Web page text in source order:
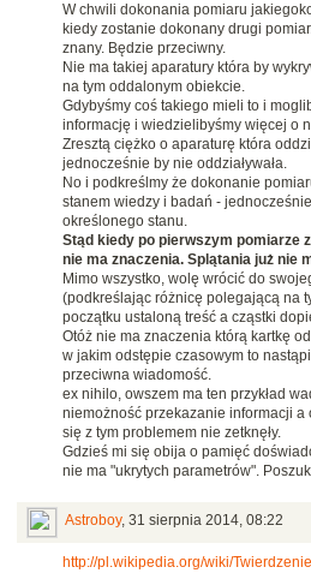
W chwili dokonania pomiaru
kiedy zostanie dokonany drugi
znany. Będzie przeciwny.
Nie ma takiej aparatury która by
na tym oddalonym obiekcie.
Gdybyśmy coś takiego mieli to i
informację i wiedzielibyśmy więcej o
Zresztą ciężko o aparaturę która
jednocześnie by nie oddziaływała.
No i podkreślmy że dokonanie
stanem wiedzy i badań -
określonego stanu.
Stąd kiedy po pierwszym pomiarze
nie ma znaczenia. Splątania już nie
Mimo wszystko, wolę wrócić do
(podkreślając różnicę polegającą na
początku ustaloną treść a cząstki
Otóż nie ma znaczenia którą kartkę
w jakim odstępie czasowym to
przeciwna wiadomość.
ex nihilo, owszem ma ten przykład
niemożność przekazanie informacji a
się z tym problemem nie zetknęły.
Gdzieś mi się obija o pamięć
nie ma "ukrytych parametrów".
Astroboy, 31 sierpnia 2014, 08:22
http://pl.wikipedia.org/wiki/